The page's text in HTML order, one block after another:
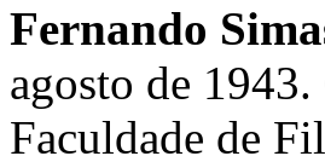
Fernando
agosto de
Faculdade de